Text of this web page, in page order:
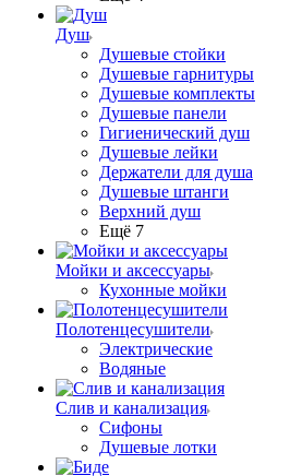
Душ
Душевые стойки
Душевые гарнитуры
Душевые комплекты
Душевые панели
Гигиенический душ
Душевые лейки
Держатели для душа
Душевые штанги
Верхний душ
Ещё 7
Мойки и аксессуары
Кухонные мойки
Полотенцесушители
Электрические
Водяные
Слив и канализация
Сифоны
Душевые лотки